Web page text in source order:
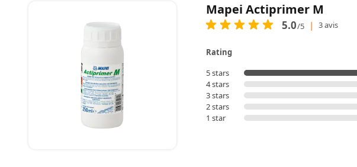
Mapei Actiprimer M
5.0/5 | 3 avis
Rating
5 stars
4 stars
3 stars
2 stars
1 star